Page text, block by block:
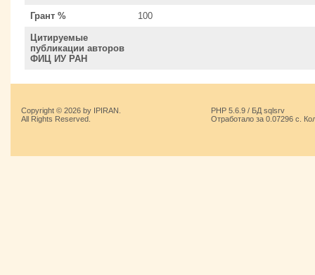
Грант % 100
Цитируемые
публикации авторов
ФИЦ ИУ РАН
Copyright © 2026 by IPIRAN.
All Rights Reserved.
PHP 5.6.9 / БД sqlsrv
Отработало за 0.07296 с.